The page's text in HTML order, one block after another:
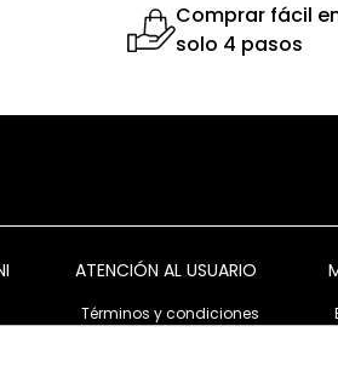
Comprar fácil
solo 4 pasos
ATENCIÓN AL USUARIO
Términos y condiciones